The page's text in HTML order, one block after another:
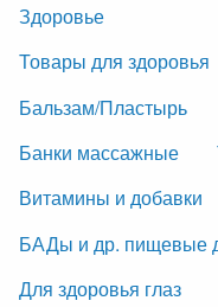
Здоровье
Товары для здоровья
Бальзам/Пластырь
Банки массажные
Витамины и добавки
БАДы и др. пищевые
Для здоровья глаз